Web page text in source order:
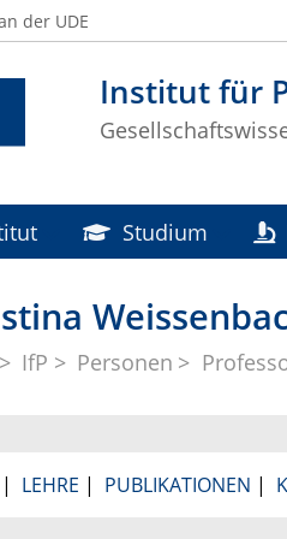
Institut für
der UDE
Studium
IfP Personen
| LEHRE | PUBLIKATIONEN |